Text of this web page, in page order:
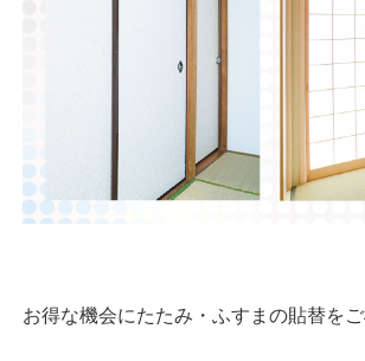
お得な機会にたたみ・ふすまの貼替をご